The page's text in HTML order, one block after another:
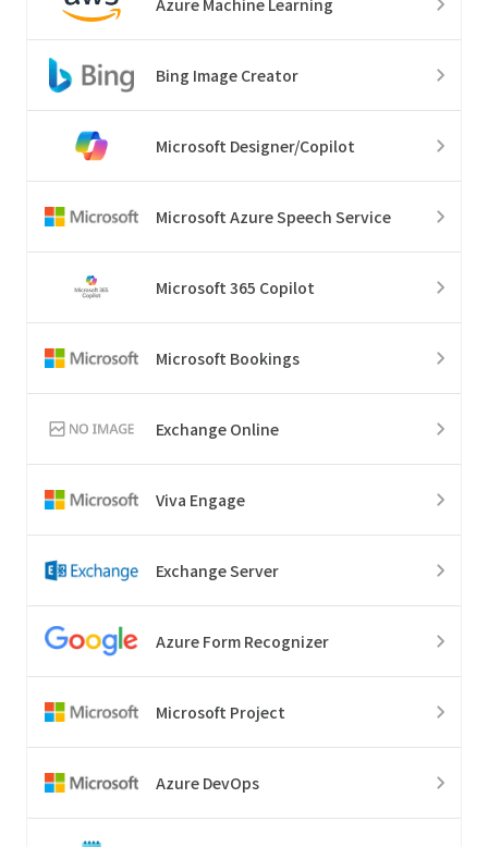
Bing Image Creator
Microsoft Designer/Copilot
Microsoft Azure Speech Service
Microsoft 365 Copilot
Microsoft Bookings
Exchange Online
Viva Engage
Exchange Server
Azure Form Recognizer
Microsoft Project
Azure DevOps